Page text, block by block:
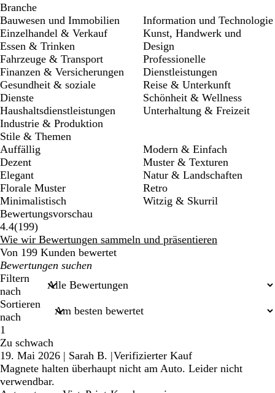
Branche
Bauwesen und Immobilien
Einzelhandel & Verkauf
Essen & Trinken
Fahrzeuge & Transport
Finanzen & Versicherungen
Gesundheit & soziale
Dienste
Haushaltsdienstleistungen
Industrie & Produktion
Information und Technologie
Kunst, Handwerk und
Design
Professionelle
Dienstleistungen
Reise & Unterkunft
Schönheit & Wellness
Unterhaltung & Freizeit
Stile & Themen
Auffällig
Dezent
Elegant
Florale Muster
Minimalistisch
Modern & Einfach
Muster & Texturen
Natur & Landschaften
Retro
Witzig & Skurril
Bewertungsvorschau
4.4(199199
Bewertungen
)
Wie wir Bewertungen sammeln und präsentieren
Von 199 Kunden bewertet
Meine
Sucheingaben
Filtern
nach
Sortieren
nach
1
Zu schwach
19. Mai 2026 | Sarah B. |Verifizierter Kauf
Magnete halten überhaupt nicht am Auto. Leider nicht
verwendbar.